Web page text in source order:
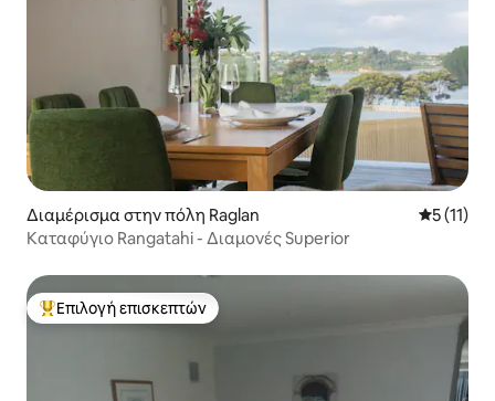
Διαμέρισμα στην πόλη Raglan Μέση
5 (11)
Καταφύγιο Rangatahi - Διαμονές Superior
Κορυφαία επιλογή επισκεπτών
Επιλογή επισκεπτών